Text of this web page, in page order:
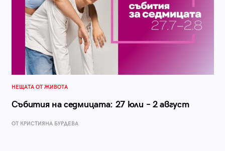
НЕЩАТА ОТ ЖИВОТА
Събития на седмицата: 27 юли – 2 август
ОТ КРИСТИЯНА БУРДЕВА